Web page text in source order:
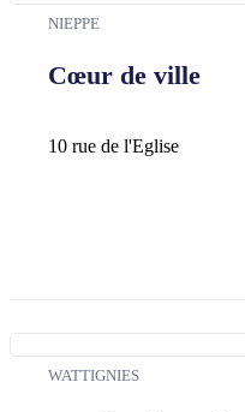
NIEPPE
Cœur de ville
10 rue de l'Eglise
WATTIGNIES